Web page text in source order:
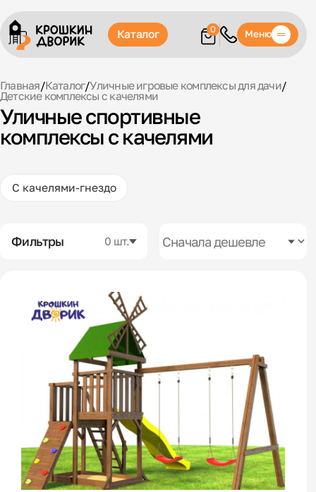
Каталог 0 Меню
Главная/Каталог/Уличные игровые комплексы для дачи/
Детские комплексы с качелями
Уличные спортивные
комплексы с качелями
С качелями-гнездо
Фильтры 0 шт.